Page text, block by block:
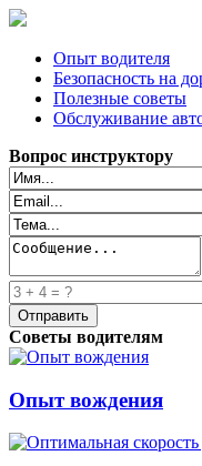
Опыт водителя
Безопасность на
Полезные советы
Обслуживание
Вопрос инструктору
Советы водителям
Опыт вождения